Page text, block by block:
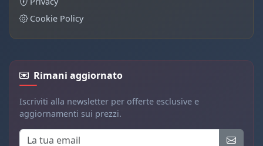
Cookie Policy
Rimani aggiornato
Iscriviti alla newsletter per offerte esclusive e
aggiornamenti sui prezzi.